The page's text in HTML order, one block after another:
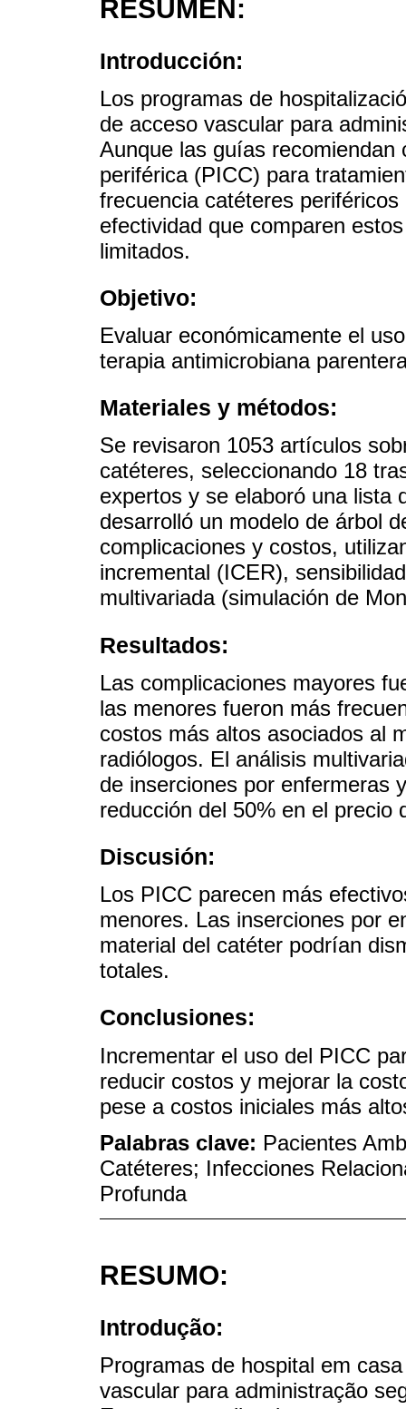
RESUMEN:
Introducción:
Los programas de
de acceso vascular para
Aunque las guías
periférica (PICC) para
frecuencia catéteres
efectividad que comparen
limitados.
Objetivo:
Evaluar económicamente el
terapia antimicrobiana
Materiales y métodos:
Se revisaron 1053 artículos
catéteres, seleccionando 18
expertos y se elaboró una lista
desarrolló un modelo de árbol
complicaciones y costos,
incremental (ICER),
multivariada (simulación de
Resultados:
Las complicaciones mayores
las menores fueron más
costos más altos asociados al
radiólogos. El análisis
de inserciones por enfermeras
reducción del 50% en el precio
Discusión:
Los PICC parecen más
menores. Las inserciones por
material del catéter podrían
totales.
Conclusiones:
Incrementar el uso del PICC
reducir costos y mejorar la
pese a costos iniciales más
Palabras clave: Pacientes
Catéteres; Infecciones
Profunda
RESUMO:
Introdução:
Programas de hospital em
vascular para administração